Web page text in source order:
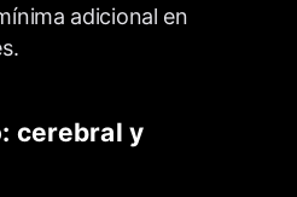
adicional en
cerebral y